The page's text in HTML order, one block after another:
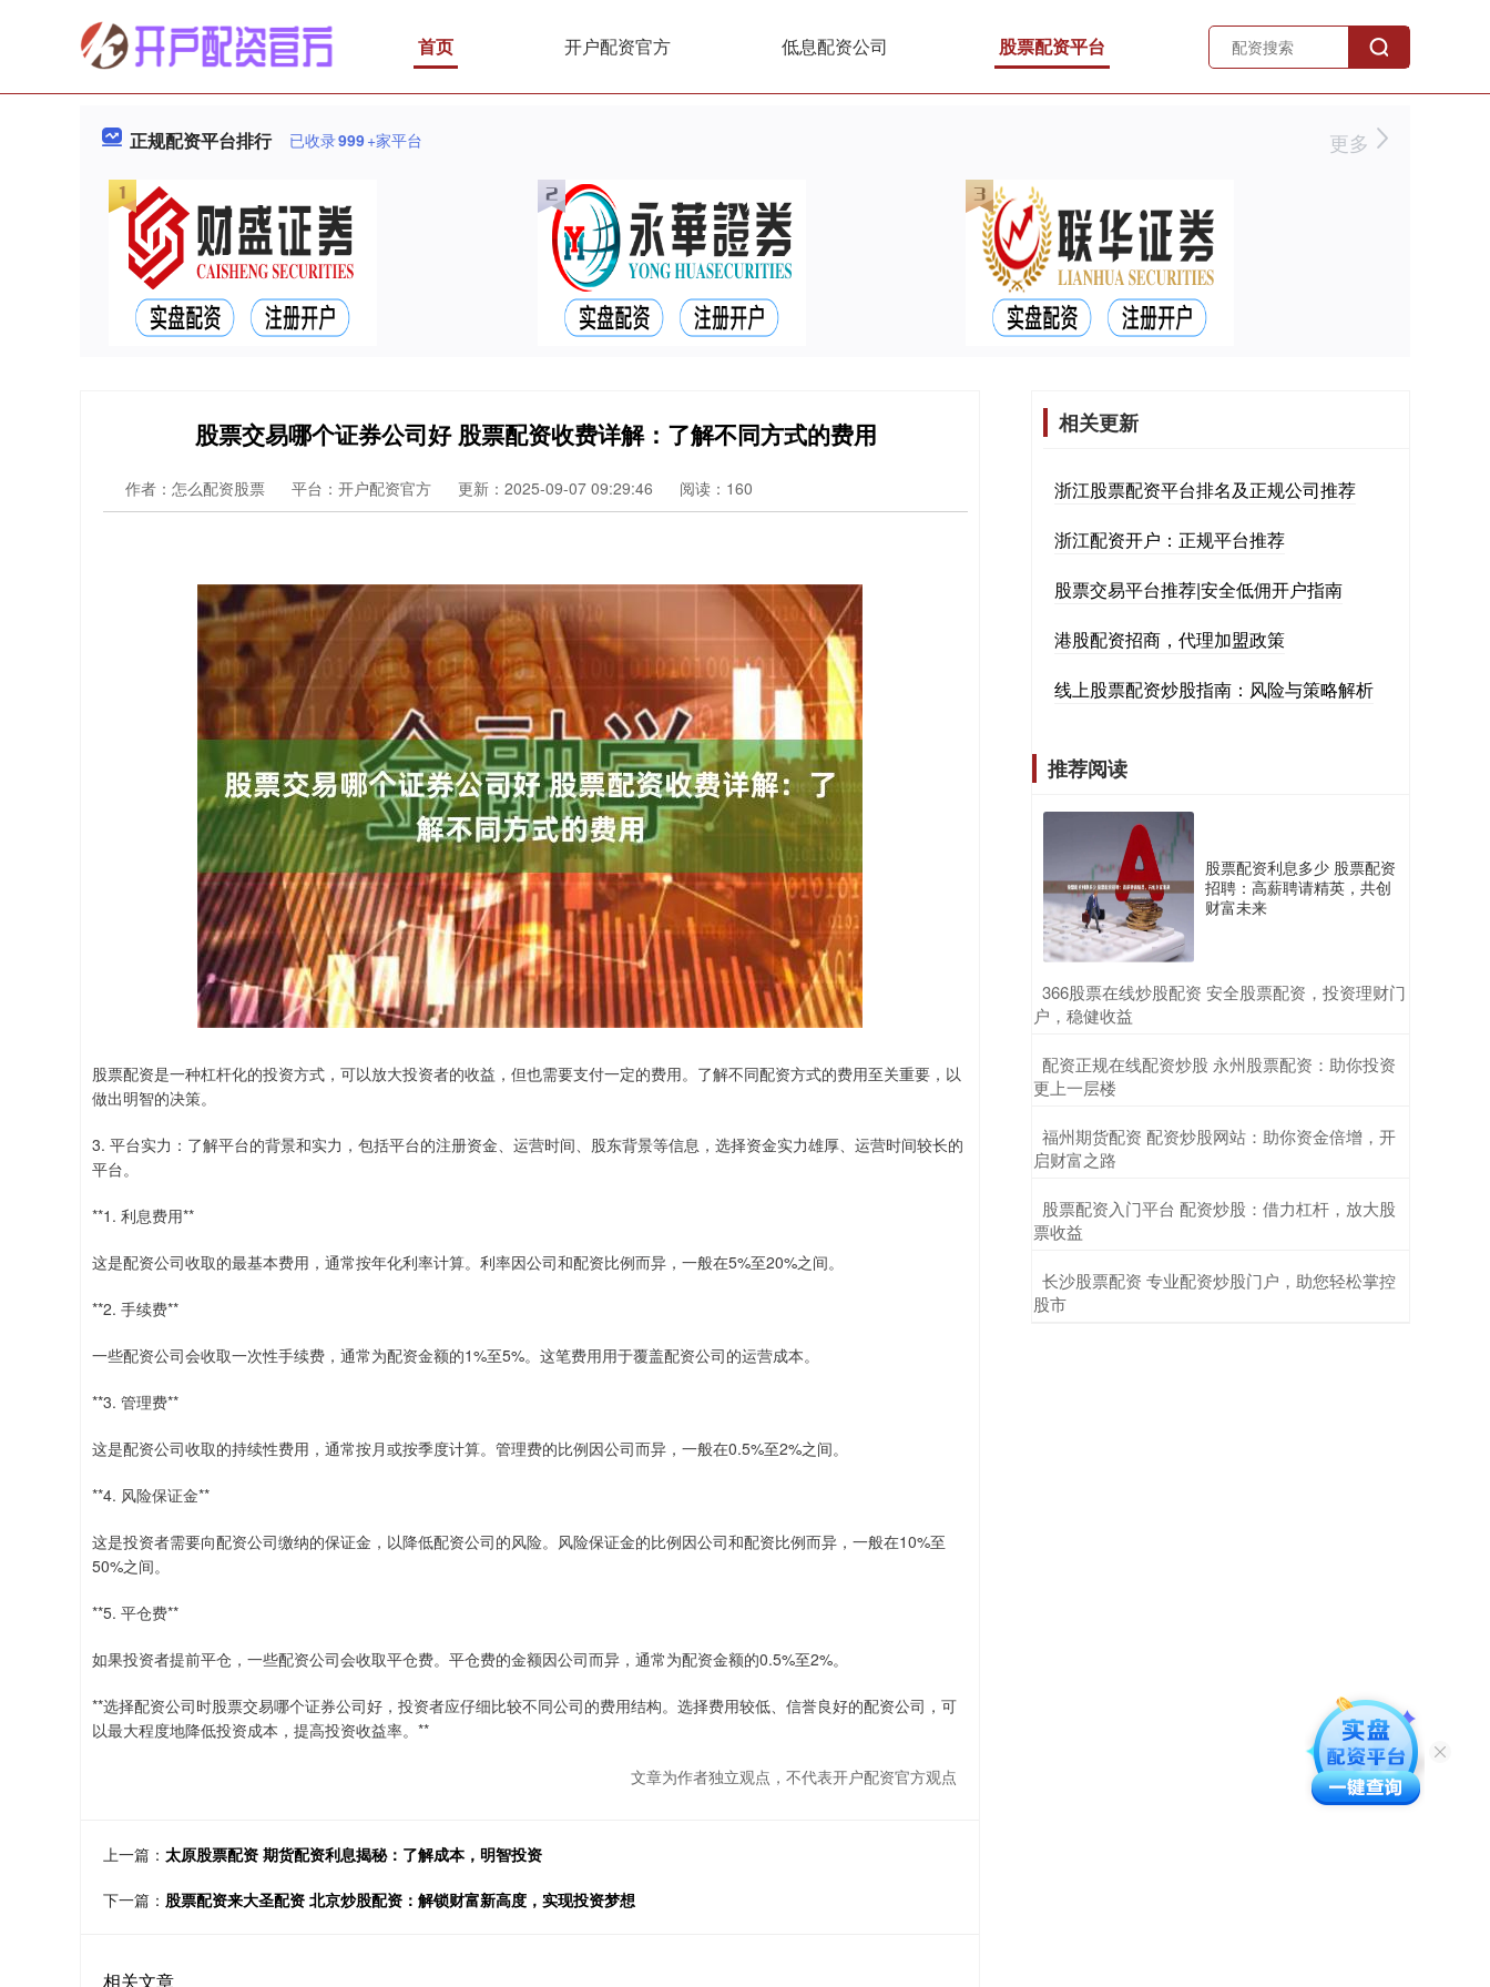
首页 开户配资官方 低息配资公司 股票配资平台
正规配资平台排行 已收录999+家平台 更多
股票交易哪个证券公司好 股票配资收费详解：了解不同方式的费用
作者：怎么配资股票 平台：开户配资官方 更新：2025-09-07 09:29:46 阅读：160
股票配资是一种杠杆化的投资方式，可以放大投资者的收益，但也需要支付一定的费用。了解不同配资方式的费用至关重要，以
做出明智的决策。
3. 平台实力：了解平台的背景和实力，包括平台的注册资金、运营时间、股东背景等信息，选择资金实力雄厚、运营时间较长的
平台。
**1. 利息费用**
这是配资公司收取的最基本费用，通常按年化利率计算。利率因公司和配资比例而异，一般在5%至20%之间。
**2. 手续费**
一些配资公司会收取一次性手续费，通常为配资金额的1%至5%。这笔费用用于覆盖配资公司的运营成本。
**3. 管理费**
这是配资公司收取的持续性费用，通常按月或按季度计算。管理费的比例因公司而异，一般在0.5%至2%之间。
**4. 风险保证金**
这是投资者需要向配资公司缴纳的保证金，以降低配资公司的风险。风险保证金的比例因公司和配资比例而异，一般在10%至
50%之间。
**5. 平仓费**
如果投资者提前平仓，一些配资公司会收取平仓费。平仓费的金额因公司而异，通常为配资金额的0.5%至2%。
**选择配资公司时股票交易哪个证券公司好，投资者应仔细比较不同公司的费用结构。选择费用较低、信誉良好的配资公司，可
以最大程度地降低投资成本，提高投资收益率。**
文章为作者独立观点，不代表开户配资官方观点
上一篇： 太原股票配资 期货配资利息揭秘：了解成本，明智投资
下一篇： 股票配资来大圣配资 北京炒股配资：解锁财富新高度，实现投资梦想
相关文章
相关更新
浙江股票配资平台排名及正规公司推荐
浙江配资开户：正规平台推荐
股票交易平台推荐|安全低佣开户指南
港股配资招商，代理加盟政策
线上股票配资炒股指南：风险与策略解析
推荐阅读
股票配资利息多少 股票配资
招聘：高薪聘请精英，共创
财富未来
​366股票在线炒股配资 安全股票配资，投资理财门
户，稳健收益
​配资正规在线配资炒股 永州股票配资：助你投资
更上一层楼
​福州期货配资 配资炒股网站：助你资金倍增，开
启财富之路
​股票配资入门平台 配资炒股：借力杠杆，放大股
票收益
​长沙股票配资 专业配资炒股门户，助您轻松掌控
股市